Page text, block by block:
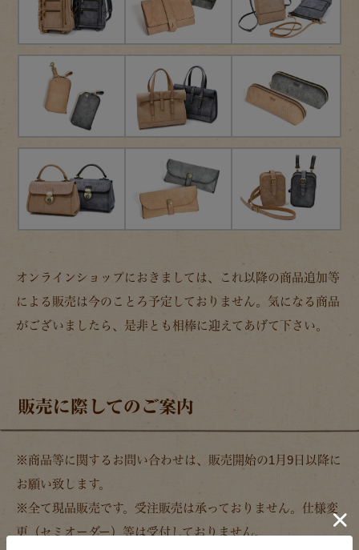
オンラインショップにおきましては、これ以降の商品追加等
による販売は今のことろ予定しておりません。気になる商品
がございましたら、是非とも相棒に迎えてあげて下さい。
販売に際してのご案内
※商品等に関するお問い合わせは、販売開始の1月9日以降に
お願い致します。
※全て現品販売です。受注販売は承っておりません。仕様変
更（セミオーダー）等は受付しておりません。